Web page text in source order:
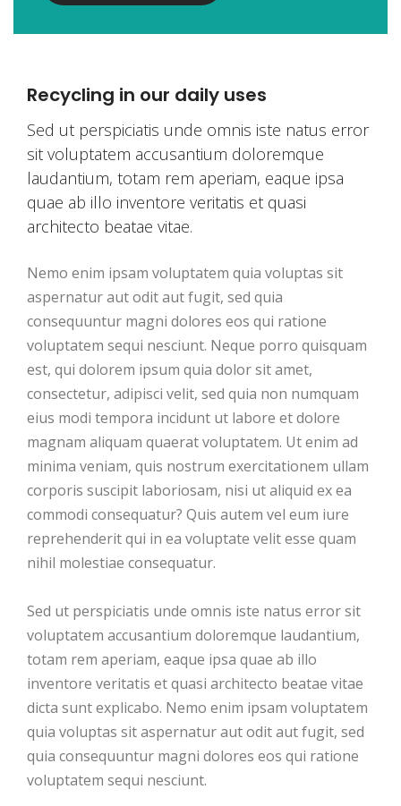
Recycling in our daily uses
Sed ut perspiciatis unde omnis iste natus error
sit voluptatem accusantium doloremque
laudantium, totam rem aperiam, eaque ipsa
quae ab illo inventore veritatis et quasi
architecto beatae vitae.
Nemo enim ipsam voluptatem quia voluptas sit
aspernatur aut odit aut fugit, sed quia
consequuntur magni dolores eos qui ratione
voluptatem sequi nesciunt. Neque porro quisquam
est, qui dolorem ipsum quia dolor sit amet,
consectetur, adipisci velit, sed quia non numquam
eius modi tempora incidunt ut labore et dolore
magnam aliquam quaerat voluptatem. Ut enim ad
minima veniam, quis nostrum exercitationem ullam
corporis suscipit laboriosam, nisi ut aliquid ex ea
commodi consequatur? Quis autem vel eum iure
reprehenderit qui in ea voluptate velit esse quam
nihil molestiae consequatur.
Sed ut perspiciatis unde omnis iste natus error sit
voluptatem accusantium doloremque laudantium,
totam rem aperiam, eaque ipsa quae ab illo
inventore veritatis et quasi architecto beatae vitae
dicta sunt explicabo. Nemo enim ipsam voluptatem
quia voluptas sit aspernatur aut odit aut fugit, sed
quia consequuntur magni dolores eos qui ratione
voluptatem sequi nesciunt.